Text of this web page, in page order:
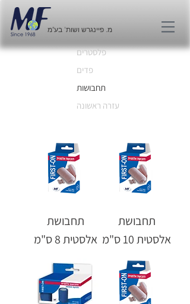
מ. פיינגרש ושות' בע"מ
פלסטרים
פדים
תחבושות
עזרה ראשונה
תחבושת
אלסטית 10 ס"מ
תחבושת
אלסטית 8 ס"מ